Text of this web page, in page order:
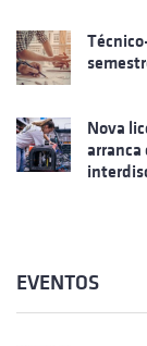
Nova
arranca
EVENTOS